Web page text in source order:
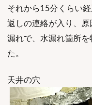
それから15分くらい
返しの連絡が入り、
漏れで、水漏れ箇所
た。
天井の穴